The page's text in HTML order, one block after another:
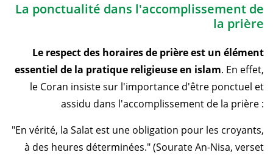
La ponctualité dans l'accomplissement de
la prière
Le respect des horaires de prière est un élément
essentiel de la pratique religieuse en islam. En effet,
le Coran insiste sur l'importance d'être ponctuel et
assidu dans l'accomplissement de la prière :
"En vérité, la Salat est une obligation pour les croyants,
à des heures déterminées." (Sourate An-Nisa, verset